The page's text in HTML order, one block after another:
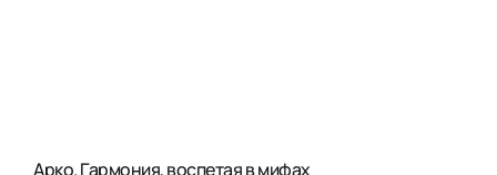
Арко. Гармония, воспетая в мифах